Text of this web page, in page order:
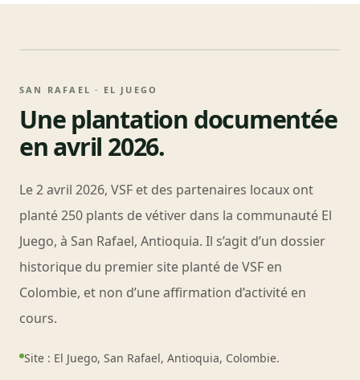
SAN RAFAEL · EL JUEGO
Une plantation documentée
en avril 2026.
Le 2 avril 2026, VSF et des partenaires locaux ont
planté 250 plants de vétiver dans la communauté El
Juego, à San Rafael, Antioquia. Il s’agit d’un dossier
historique du premier site planté de VSF en
Colombie, et non d’une affirmation d’activité en
cours.
Site : El Juego, San Rafael, Antioquia, Colombie.